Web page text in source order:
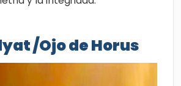
/Ojo de Horus